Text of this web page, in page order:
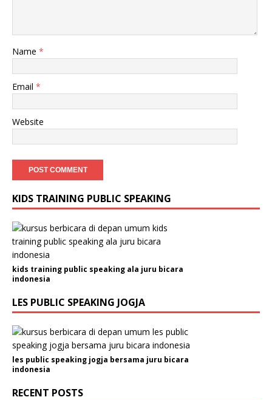
Name *
Email *
Website
KIDS TRAINING PUBLIC SPEAKING
kids training public speaking ala juru bicara
indonesia
LES PUBLIC SPEAKING JOGJA
les public speaking jogja bersama juru bicara
indonesia
RECENT POSTS